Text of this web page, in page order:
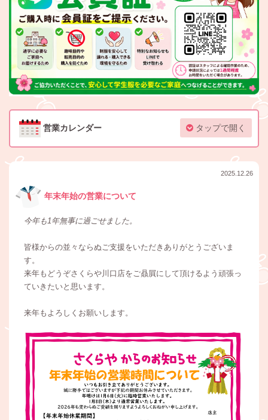
営業カレンダー タップで開く
2025.12.26
年末年始の営業について
今年も1年無事に過ごせました。
皆様からの並々ならぬご支援をいただきありがとうございま
す。
来年もどうぞさくらや川口店をご贔屓にして頂けるよう頑張っ
ていきたいと思います。
来年もよろしくお願いします。